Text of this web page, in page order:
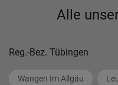
Alle
Reg.-Bez. Tübingen
Wangen Im Allgäu